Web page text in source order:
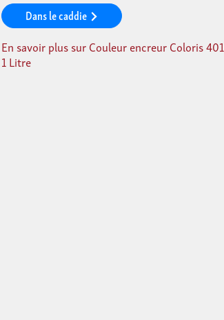
Dans le caddie
En savoir plus sur Couleur encreur Coloris
1 Litre